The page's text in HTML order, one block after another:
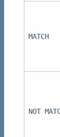
MATCH
NOT